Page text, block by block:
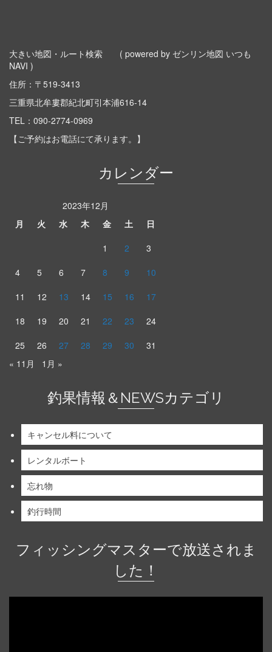
大きい地図・ルート検索
( powered by ゼンリン地図 いつも
NAVI )
住所：〒519-3413
三重県北牟婁郡紀北町引本浦616-14
TEL： 090-2774-0969
【ご予約はお電話にて承ります。】
カレンダー
2023年12月
月
火 水 木 金 土
日
1
2
3
4
5 6 7 8 9
10
11
12 13 14 15 16
17
18
19 20 21 22 23
24
25
26 27 28 29 30
31
« 11月
1月 »
釣果情報＆NEWSカテゴリ
キャンセル料について
レンタルボート
忘れ物
釣行時間
フィッシングマスターで放送されま
した！